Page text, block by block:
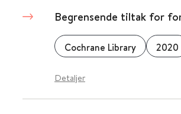
Begrensende tiltak for
Cochrane Library 2020
Detaljer